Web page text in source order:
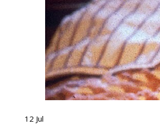
12 Jul